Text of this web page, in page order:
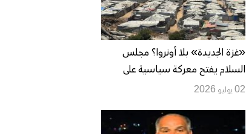
«غزة الجديدة» بلا أونروا؟ مجلس
السلام يفتح معركة سياسية على
ذاكرة اللاجئين وشريان الإغاثة
02 يوليو 2026